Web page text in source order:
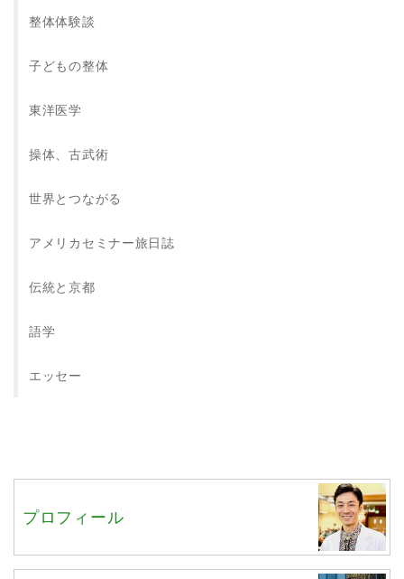
整体体験談
子どもの整体
東洋医学
操体、古武術
世界とつながる
アメリカセミナー旅日誌
伝統と京都
語学
エッセー
プロフィール